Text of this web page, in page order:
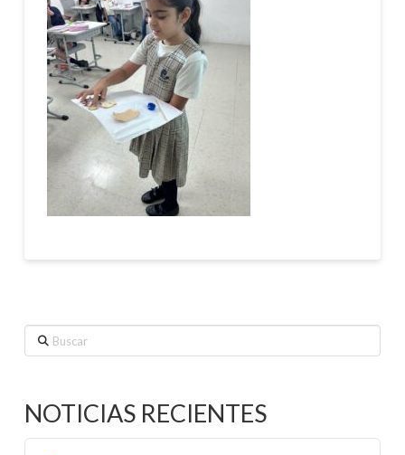
Buscar
NOTICIAS RECIENTES